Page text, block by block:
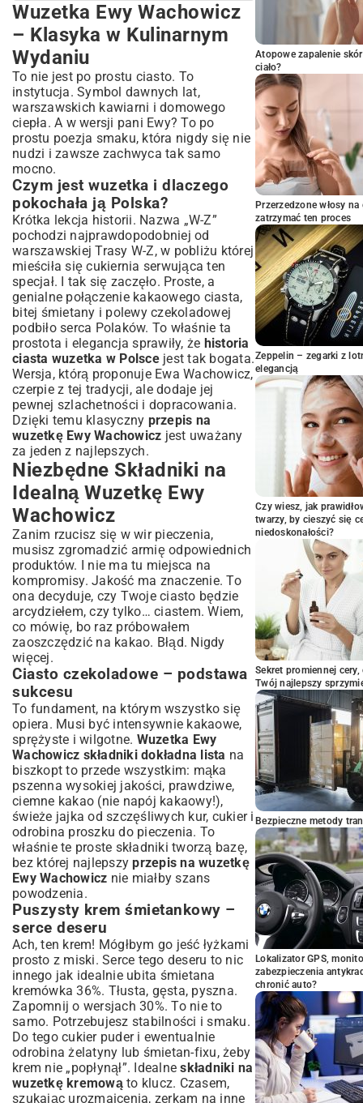
Wuzetka Ewy Wachowicz – Klasyka w
Kulinarnym Wydaniu
Czym jest wuzetka i dlaczego pokochała ją
Polska?
Niezbędne Składniki na Idealną Wuzetkę
Ewy Wachowicz
Ciasto czekoladowe – podstawa sukcesu
Puszysty krem śmietankowy – serce
deseru
Błyszcząca polewa czekoladowa –
dopełnienie smaku
Przepis na Wuzetkę Krok po Kroku – Jak
Zrobić Idealne Ciasto?
Przygotowanie biszkoptu czekoladowego
– wskazówki Ewy Wachowicz
Sekretne moczenie ciasta – klucz do
wilgotności
Ubijanie kremu śmietankowego – jak
osiągnąć perfekcyjną konsystencję?
Technika nakładania polewy – dla
gładkiego wykończenia
Składanie wuzetki – warstwa po warstwie
do perfekcji
Porady i Triki Ewy Wachowicz, Które
Zmienią Twoją Wuzetkę
Jak uniknąć zakalca w cieście
czekoladowym?
Sposoby na idealnie puszysty i stabilny
krem
Czym zastąpić niektóre składniki w
wuzetce?
Wariacje na Temat Wuzetki – Inspiracje i
Nowe Smaki
Wuzetka w wersji bezglutenowej lub
wegańskiej
Dodatki, które wzbogacą smak
klasycznego deseru
Przechowywanie i Serwowanie Wuzetki
– Aby Dłużej Cieszyć Się Smakiem
Jak długo wuzetka zachowuje świeżość?
Najlepsze sposoby serwowania wuzetki na
każdą okazję
Dlaczego Przepis Ewy Wachowicz na
Wuzetkę To Mus w Twojej Kuchni?
Wuzetka Ewy Wachowicz
– Klasyka w Kulinarnym
Wydaniu
To nie jest po prostu ciasto. To
instytucja. Symbol dawnych lat,
warszawskich kawiarni i domowego
ciepła. A w wersji pani Ewy? To po
prostu poezja smaku, która nigdy się nie
nudzi i zawsze zachwyca tak samo
mocno.
Czym jest wuzetka i dlaczego
pokochała ją Polska?
Krótka lekcja historii. Nazwa „W-Z”
pochodzi najprawdopodobniej od
warszawskiej Trasy W-Z, w pobliżu której
mieściła się cukiernia serwująca ten
specjał. I tak się zaczęło. Proste, a
genialne połączenie kakaowego ciasta,
bitej śmietany i polewy czekoladowej
podbiło serca Polaków. To właśnie ta
prostota i elegancja sprawiły, że historia
ciasta wuzetka w Polscejest tak bogata.
Wersja, którą proponuje Ewa Wachowicz,
czerpie z tej tradycji, ale dodaje jej
pewnej szlachetności i dopracowania.
Dzięki temu klasyczny przepis na
wuzetkę Ewy Wachowicz jest uważany
za jeden z najlepszych.
Niezbędne Składniki na
Idealną Wuzetkę Ewy
Wachowicz
Zanim rzucisz się w wir pieczenia,
musisz zgromadzić armię odpowiednich
produktów. I nie ma tu miejsca na
kompromisy. Jakość ma znaczenie. To
ona decyduje, czy Twoje ciasto będzie
arcydziełem, czy tylko… ciastem. Wiem,
co mówię, bo raz próbowałem
zaoszczędzić na kakao. Błąd. Nigdy
więcej.
Ciasto czekoladowe – podstawa
sukcesu
To fundament, na którym wszystko się
opiera. Musi być intensywnie kakaowe,
sprężyste i wilgotne. Wuzetka Ewy
Wachowicz składniki dokładna lista na
biszkopt to przede wszystkim: mąka
pszenna wysokiej jakości, prawdziwe,
ciemne kakao (nie napój kakaowy!),
świeże jajka od szczęśliwych kur, cukier i
odrobina proszku do pieczenia. To
właśnie te proste składniki tworzą bazę,
bez której najlepszyprzepis na wuzetkę
Ewy Wachowicz nie miałby szans
powodzenia.
Puszysty krem śmietankowy –
serce deseru
Ach, ten krem! Mógłbym go jeść łyżkami
prosto z miski. Serce tego deseru to nic
innego jak idealnie ubita śmietana
kremówka 36%. Tłusta, gęsta, pyszna.
Zapomnij o wersjach 30%. To nie to
samo. Potrzebujesz stabilności i smaku.
Do tego cukier puder i ewentualnie
odrobina żelatyny lub śmietan-fixu, żeby
krem nie „popłynął”. Idealneskładniki na
wuzetkę kremowąto klucz. Czasem,
szukając urozmaicenia, zerkam na inne
Atopowe zapalenie
ciało?
Przerzedzone włosy
zatrzymać ten proces
Zeppelin – zegarki z
elegancją
Czy wiesz, jak
twarzy, by cieszyć się
niedoskonałości?
Sekret promiennej
Twój najlepszy
Bezpieczne metody
Lokalizator GPS,
zabezpieczenia
chronić auto?